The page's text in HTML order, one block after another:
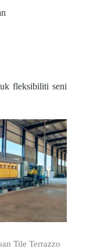
fleksibiliti seni
Tile Terrazzo